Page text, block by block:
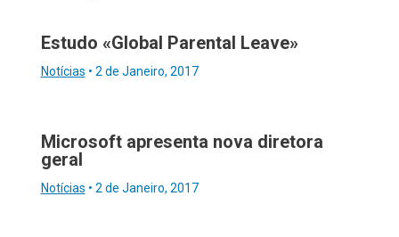
Estudo «Global Parental Leave»
Notícias • 2 de Janeiro, 2017
Microsoft apresenta nova diretora
geral
Notícias • 2 de Janeiro, 2017